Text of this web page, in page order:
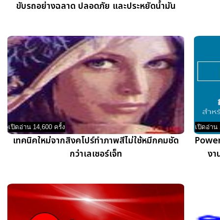
ขับรถอย่างฉลาด ปลอดภัย และประหยัดน้ำมัน
เปิดอ่าน 14,600 ครั้ง
เทคนิคใหม่จากสิงคโปร์ทำภาพสีไม่ใช้หมึกคมชัด
กว่าเลเซอร์เจ็ท
เปิดอ่าน
งา